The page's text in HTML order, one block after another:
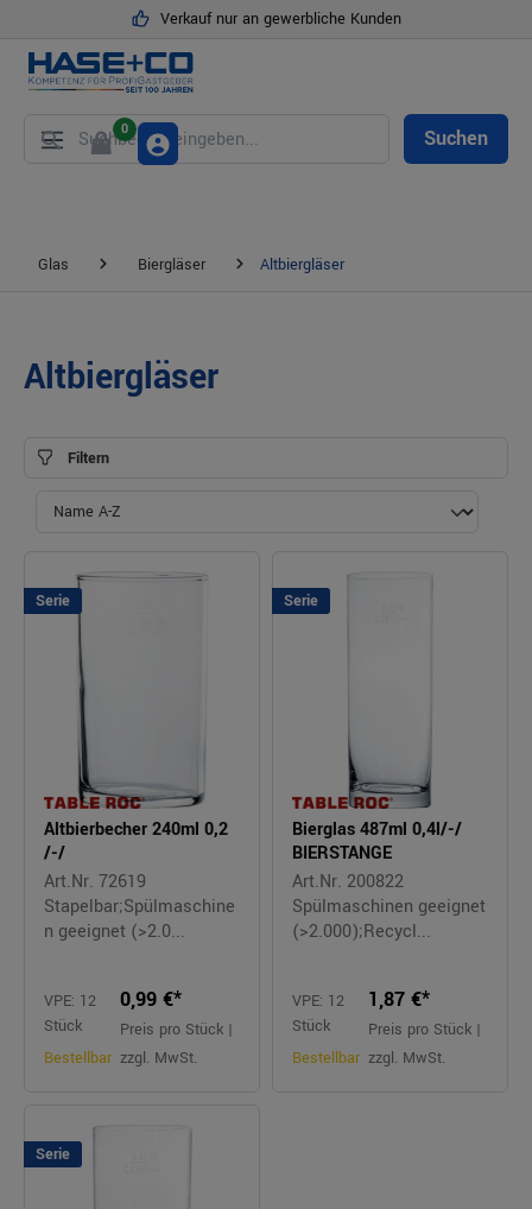
Verkauf nur an gewerbliche Kunden
Suchen
0
Glas Biergläser Altbiergläser
Altbiergläser
Filtern
Serie
Altbierbecher 240ml 0,2
/-/
Art.Nr. 72619
Stapelbar;Spülmaschine
n geeignet (>2.0...
VPE: 12
Stück
Bestellbar
0,99 €*
Preis pro Stück |
zzgl. MwSt.
Serie
Bierglas 487ml 0,4l/-/
BIERSTANGE
Art.Nr. 200822
Spülmaschinen geeignet
(>2.000);Recycl...
VPE: 12
Stück
Bestellbar
1,87 €*
Preis pro Stück |
zzgl. MwSt.
Serie